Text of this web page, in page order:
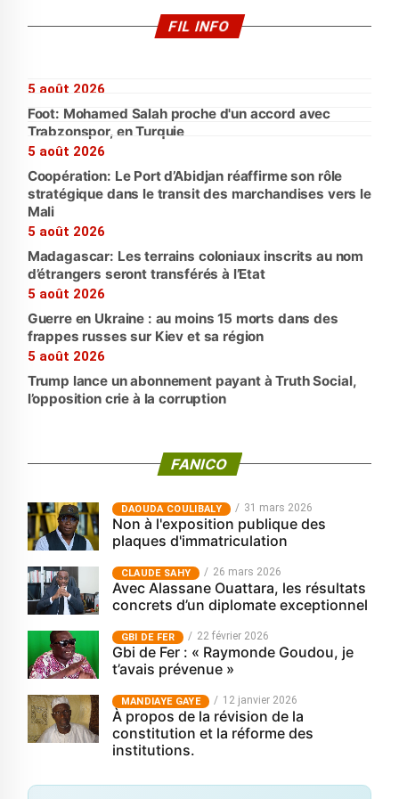
FIL INFO
5 août 2026
Foot: Mohamed Salah proche d'un accord avec
Trabzonspor, en Turquie
5 août 2026
Coopération: Le Port d’Abidjan réaffirme son rôle
stratégique dans le transit des marchandises vers le
Mali
5 août 2026
Madagascar: Les terrains coloniaux inscrits au nom
d’étrangers seront transférés à l’Etat
5 août 2026
Guerre en Ukraine : au moins 15 morts dans des
frappes russes sur Kiev et sa région
5 août 2026
Trump lance un abonnement payant à Truth Social,
l’opposition crie à la corruption
FANICO
‎DAOUDA COULIBALY 31 mars 2026
Non à l'exposition publique des
plaques d'immatriculation
CLAUDE SAHY 26 mars 2026
Avec Alassane Ouattara, les résultats
concrets d’un diplomate exceptionnel
GBI DE FER 22 février 2026
Gbi de Fer : « Raymonde Goudou, je
t’avais prévenue »
MANDIAYE GAYE 12 janvier 2026
À propos de la révision de la
constitution et la réforme des
institutions.